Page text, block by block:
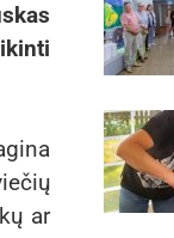
ar